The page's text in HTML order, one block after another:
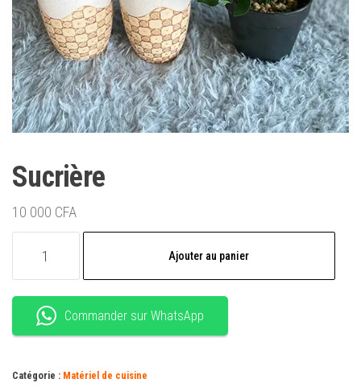
Sucrière
10 000 CFA
Ajouter au panier
Commander sur WhatsApp
Catégorie : Matériel de cuisine